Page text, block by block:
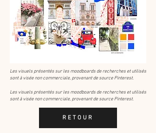
Les visuels présentés sur les moodboards de recherches et utilisés
sont à visée non commerciale, provenant de source Pinterest.
Les visuels présentés sur les moodboards de recherches et utilisés
sont à visée non commerciale, provenant de source Pinterest.
RETOUR